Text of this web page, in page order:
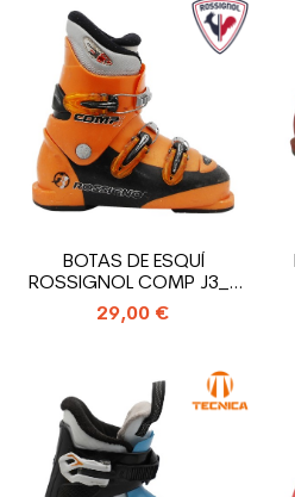
BOTAS DE ESQUÍ
ROSSIGNOL COMP J3_3
GANCHOS
29,00 €